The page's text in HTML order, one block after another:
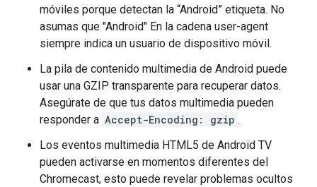
móviles porque detectan la “Android” etiqueta. No
asumas que "Android" En la cadena user-agent
siempre indica un usuario de dispositivo móvil.
La pila de contenido multimedia de Android puede
usar una GZIP transparente para recuperar datos.
Asegúrate de que tus datos multimedia pueden
responder a Accept-Encoding: gzip .
Los eventos multimedia HTML5 de Android TV
pueden activarse en momentos diferentes del
Chromecast, esto puede revelar problemas ocultos